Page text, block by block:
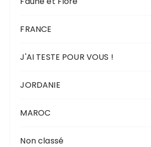
FRANCE
J'AI TESTE POUR VOUS !
JORDANIE
MAROC
Non classé